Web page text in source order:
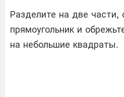
Разделите на две части,
прямоугольник и
на небольшие квадраты.